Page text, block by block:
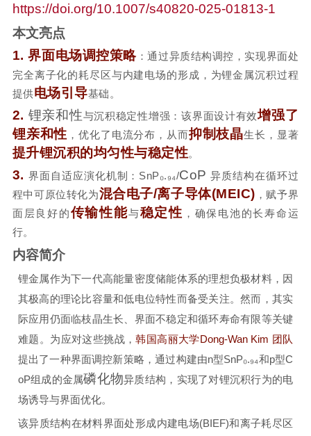
https://doi.org/10.1007/s40820-025-01813-1
本文亮点
1.界面电场调控策略：通过异质结构调控，实现界面处
完全离子化的耗尽区与内建电场的形成，为锂金属沉积过程
提供电场引导基础。
2. 锂亲和性与沉积稳定性增强：该界面设计有效增强了
锂亲和性 ，优化了电流分布，从而抑制枝晶生长，显著
提升锂沉积的均匀性与稳定性。
3. 界面自适应演化机制：SnP₀.₉₄/CoP 异质结构在循环过
程中可原位转化为混合电子/离子导体(MEIC) ，赋予界
面层良好的传输性能与稳定性 ，确保电池的长寿命运
行。
内容简介
锂金属作为下一代高能量密度储能体系的理想负极材料，因
其极高的理论比容量和低电位特性而备受关注。然而，其实
际应用仍面临枝晶生长、界面不稳定和循环寿命有限等关键
难题。为应对这些挑战，韩国高丽大学Dong-Wan Kim 团队
提出了一种界面调控新策略，通过构建由n型SnP₀.₉₄和p型C
oP组成的金属磷化物异质结构，实现了对锂沉积行为的电
场诱导与界面优化。
该异质结构在材料界面处形成内建电场(BIEF)和离子耗尽区